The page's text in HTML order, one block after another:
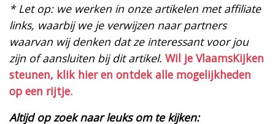
* Let op: we werken in onze artikelen met affiliate
links, waarbij we je verwijzen naar partners
waarvan wij denken dat ze interessant voor jou
zijn of aansluiten bij dit artikel. Wil je VlaamsKijken
steunen, klik hier en ontdek alle mogelijkheden
op een rijtje.
Altijd op zoek naar leuks om te kijken: